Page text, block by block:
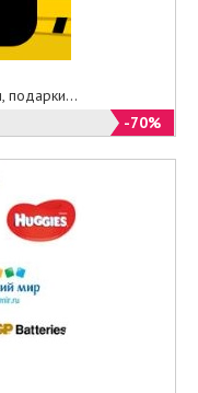
подарки...
-70%